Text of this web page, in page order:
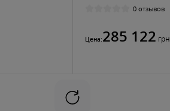
0 отзывов
Цена:285 122 грн